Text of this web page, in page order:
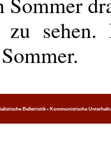
zu
Belletristik • Kommunistische